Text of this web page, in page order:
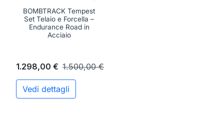
BOMBTRACK Tempest
Set Telaio e Forcella –
Endurance Road in
Acciaio
1.298,00 € 1.500,00 €
Vedi dettagli